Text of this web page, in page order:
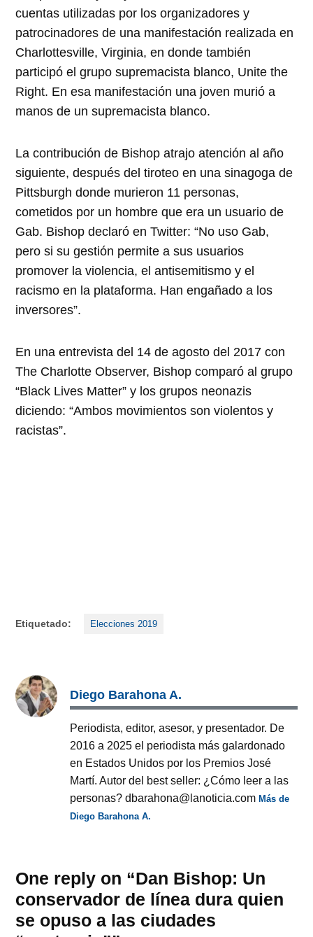
cuentas utilizadas por los organizadores y
patrocinadores de una manifestación realizada en
Charlottesville, Virginia, en donde también
participó el grupo supremacista blanco, Unite the
Right. En esa manifestación una joven murió a
manos de un supremacista blanco.
La contribución de Bishop atrajo atención al año
siguiente, después del tiroteo en una sinagoga de
Pittsburgh donde murieron 11 personas,
cometidos por un hombre que era un usuario de
Gab. Bishop declaró en Twitter: No uso Gab,
pero si su gestión permite a sus usuarios
promover la violencia, el antisemitismo y el
racismo en la plataforma. Han engañado a los
inversores .
En una entrevistadel 14 de agosto del 2017 con
The Charlotte Observer, Bishop comparó al grupo
Black Lives Matter y los grupos neonazis
diciendo: Ambos movimientos son violentos y
racistas .
Etiquetado: Elecciones 2019
Diego Barahona A.
Periodista, editor, asesor, y presentador. De
2016 a 2025 el periodista más galardonado
en Estados Unidos por los Premios José
Martí. Autor del best seller: ¿Cómo leer a las
personas? dbarahona@lanoticia.comMás de
Diego Barahona A.
One reply on “Dan Bishop: Un
conservador de línea dura quien
se opuso a las ciudades